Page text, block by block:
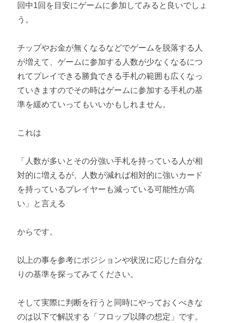
回中1回を目安にゲームに参加してみると良いでしょ
う。
チップやお金が無くなるなどでゲームを脱落する人
が増えて、ゲームに参加する人数が少なくなるにつ
れてプレイできる勝負できる手札の範囲も広くなっ
ていきますのでその時はゲームに参加する手札の基
準を緩めていってもいいかもしれません。
これは
「人数が多いとその分強い手札を持っている人が相
対的に増えるが、人数が減れば相対的に強いカード
を持っているプレイヤーも減っている可能性が高
い」と言える
からです。
以上の事を参考にポジションや状況に応じた自分な
りの基準を探ってみてください。
そして実際に判断を行うと同時にやっておくべきな
のは以下で解説する「フロップ以降の想定」です。